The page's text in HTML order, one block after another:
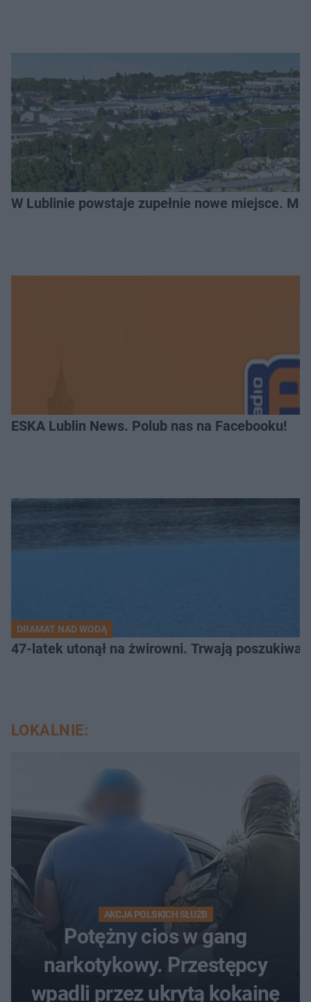
W Lublinie powstaje zupełnie nowe miejsce.
ESKA Lublin News. Polub nas na Facebooku!
DRAMAT NAD WODĄ
47-latek utonął na żwirowni. Trwają
LOKALNIE:
AKCJA POLSKICH SŁUŻB
Potężny cios w gang
narkotykowy. Przestępcy
wpadli przez ukrytą kokainę